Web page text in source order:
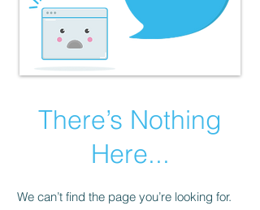
There’s Nothing
Here...
We can’t find the page you’re looking for.